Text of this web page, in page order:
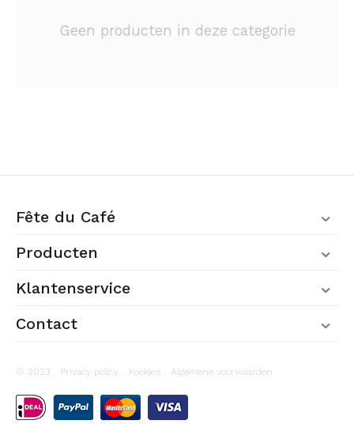
Geen producten in deze categorie
Fête du Café
Producten
Klantenservice
Contact
© 2023 . Privacy policy . Koekjes . Algemene voorwaarden